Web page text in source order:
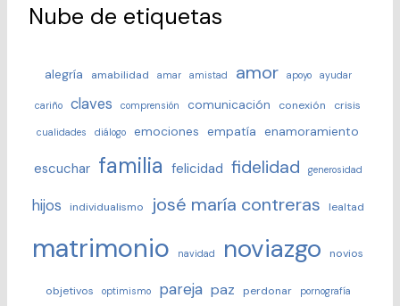
Nube de etiquetas
alegría amabilidad amar amistad amor apoyo ayudar
cariño claves comprensión comunicación conexión crisis
cualidades diálogo emociones empatía enamoramiento
escuchar familia felicidad fidelidad generosidad
hijos individualismo josé maría contreras lealtad
matrimonio navidad noviazgo novios
objetivos optimismo pareja paz perdonar pornografía